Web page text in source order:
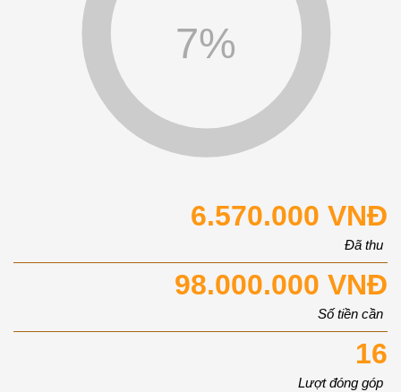
7%
6.570.000 VNĐ
Đã thu
98.000.000 VNĐ
Số tiền cần
16
Lượt đóng góp